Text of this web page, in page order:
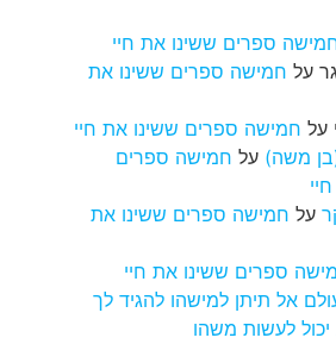
ספרים ששינו את חיי
על חמישה ספרים ששינו את
על חמישה ספרים ששינו את חיי
משה) על חמישה ספרים
על חמישה ספרים ששינו את
ספרים ששינו את חיי
אל תיתן למישהו להגיד לך
לעשות משהו